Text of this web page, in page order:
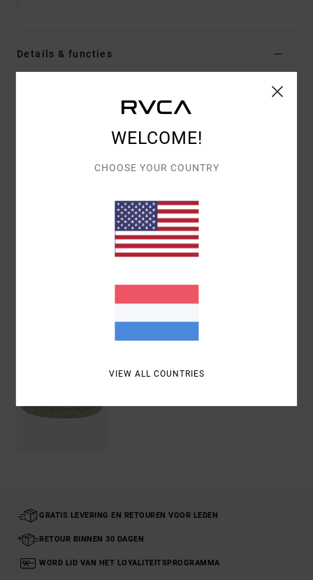
Details & functies
Kleurcodegrt
Papieren stro
100% papieren stro
Bezorging & Retour
GRATIS LEVERING EN RETOUREN VOOR LEDEN
RETOUR BINNEN 30 DAGEN
WORD LID VAN HET LOYALITEITSPROGRAMMA
WELCOME!
CHOOSE YOUR COUNTRY
VIEW ALL COUNTRIES